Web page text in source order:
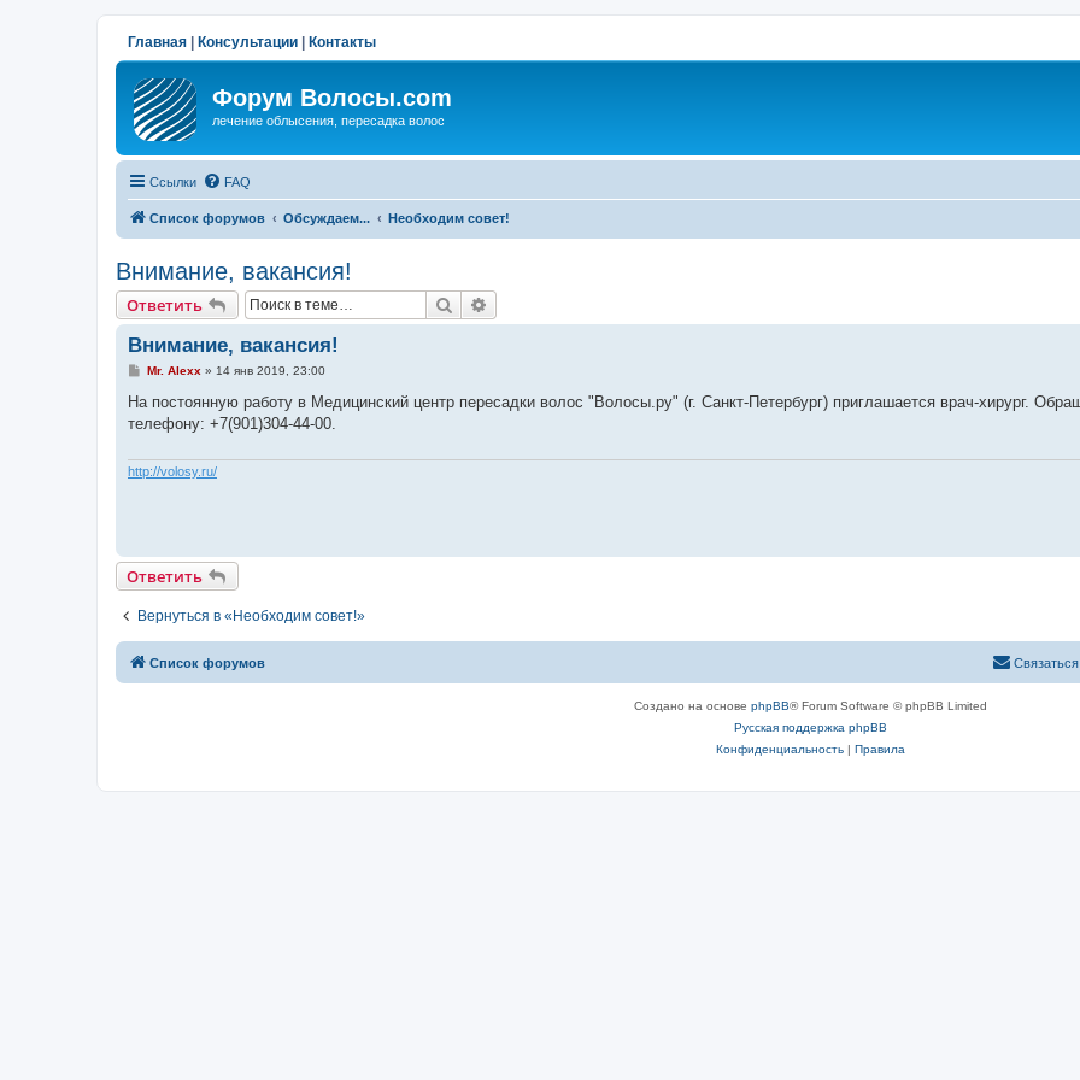
Главная Консультации Контакты
Форум Волосы.com
лечение облысения, пересадка волос
Ссылки FAQ
Список форумов Обсуждаем... Необходим совет!
Внимание, вакансия!
Ответить Поиск
Внимание, вакансия!
С
о
щ
и
Mr. Alexx » 14 янв 2019, 23:00
На постоянную работу в Медицинский центр пересадки волос "Волосы.ру" (г. Санкт-Петербург) приглашается врач-хирург.
телефону: +7(901)304-44-00.
http://volosy.ru/
Ответить
Вернуться в «Необходим совет!»
Список форумов
Создано на основе phpBB® Forum Software © phpBB Limited
Русская поддержка phpBB
Конфиденциальность| Правила